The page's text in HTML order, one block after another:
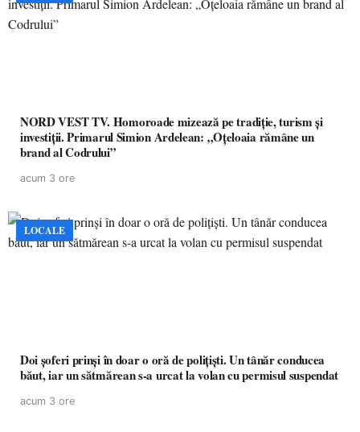
NORD VEST TV. Homoroade mizează pe tradiție, turism și
investiții. Primarul Simion Ardelean: „Oțeloaia rămâne un
brand al Codrului”
acum 3 ore
LOCALE
Doi șoferi prinși în doar o oră de polițiști. Un tânăr conducea
băut, iar un sătmărean s-a urcat la volan cu permisul suspendat
acum 3 ore